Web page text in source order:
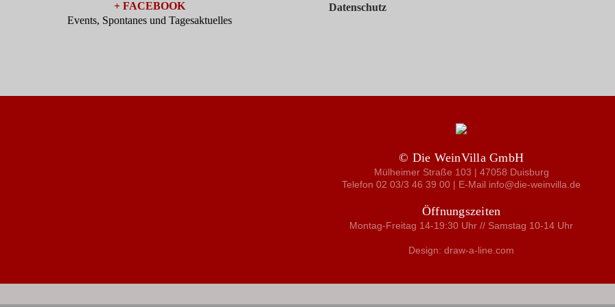
+ FACEBOOK
Events, Spontanes und Tagesaktuelles
Datenschutz
© Die WeinVilla GmbH
Mülheimer Straße 103 | 47058 Duisburg
Telefon 02 03/3 46 39 00 | E-Mail info@die-weinvilla.de
Öffnungszeiten
Montag-Freitag 14-19:30 Uhr // Samstag 10-14 Uhr
Design: draw-a-line.com